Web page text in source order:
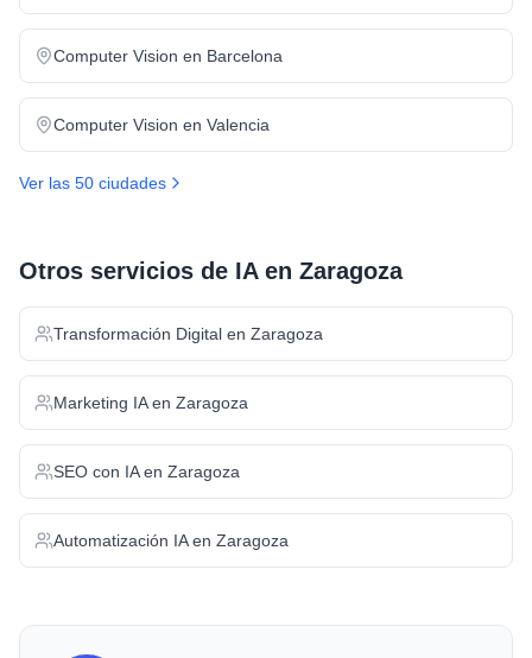
Computer Vision en Barcelona
Computer Vision en Valencia
Ver las 50 ciudades
Otros servicios de IA en Zaragoza
Transformación Digital en Zaragoza
Marketing IAen Zaragoza
SEO con IAen Zaragoza
Automatización IAen Zaragoza